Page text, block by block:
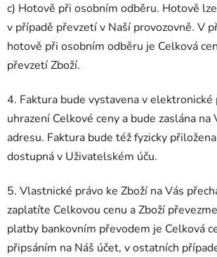
c) Hotově při osobním odběru. Hotově
v případě převzetí v Naší provozovně. V
hotově při osobním odběru je Celková
převzetí Zboží.
4. Faktura bude vystavena v elektronické
uhrazení Celkové ceny a bude zaslána
adresu. Faktura bude též fyzicky
dostupná v Uživatelském úču.
5. Vlastnické právo ke Zboží na Vás
zaplatíte Celkovou cenu a Zboží
platby bankovním převodem je Celková
připsáním na Náš účet, v ostatních